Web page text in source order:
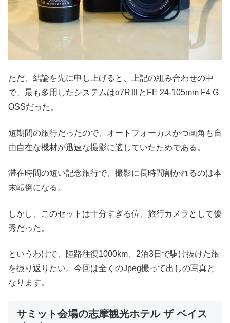
ただ、結論を先に申し上げると、上記の組み合わせの中
で、最も多用したシステムはα7RⅢとFE 24-105mm F4 G
OSSだった。
短期間の旅行だったので、オートフォーカスかつ画角も自
由自在な機材が迅速な撮影に適していたためである。
滞在時間の短い記念旅行で、撮影に長時間割かれるのは本
末転倒になる。
しかし、このセットは十分すぎる位、旅行カメラとして優
秀だった。
というわけで、陸路往復1000km、2泊3日で駆け抜けた旅
を振り返りたい。今回は全くのJpeg撮って出しの写真と
なります。
サミット会場の志摩観光ホテル ザ ベイス